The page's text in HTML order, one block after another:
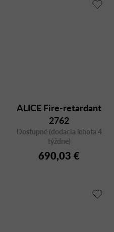
ALICE Fire-retardant
2762
Dostupné (dodacia lehota 4
týždne)
690,03 €